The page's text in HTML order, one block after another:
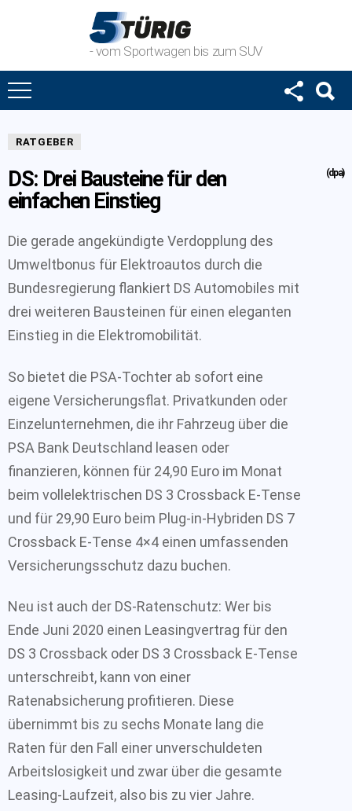
- vom Sportwagen bis zum SUV
RATGEBER
DS: Drei Bausteine für den
einfachen Einstieg
(dpa)
Die gerade angekündigte Verdopplung des
Umweltbonus für Elektroautos durch die
Bundesregierung flankiert DS Automobiles mit
drei weiteren Bausteinen für einen eleganten
Einstieg in die Elektromobilität.
So bietet die PSA-Tochter ab sofort eine
eigene Versicherungsflat. Privatkunden oder
Einzelunternehmen, die ihr Fahrzeug über die
PSA Bank Deutschland leasen oder
finanzieren, können für 24,90 Euro im Monat
beim vollelektrischen DS 3 Crossback E-Tense
und für 29,90 Euro beim Plug-in-Hybriden DS 7
Crossback E-Tense 4×4 einen umfassenden
Versicherungsschutz dazu buchen.
Neu ist auch der DS-Ratenschutz: Wer bis
Ende Juni 2020 einen Leasingvertrag für den
DS 3 Crossback oder DS 3 Crossback E-Tense
unterschreibt, kann von einer
Ratenabsicherung profitieren. Diese
übernimmt bis zu sechs Monate lang die
Raten für den Fall einer unverschuldeten
Arbeitslosigkeit und zwar über die gesamte
Leasing-Laufzeit, also bis zu vier Jahre.